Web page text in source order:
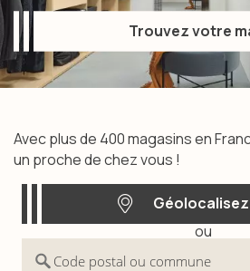
Trouvez votre
Trouvez votre magasin
Avec plus de 400 magasins en
un proche de chez vous !
Géolocalisez moi
ou
Code postal ou commune